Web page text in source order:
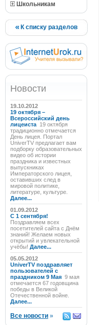
Школьникам
К списку разделов
Новости
19.10.2012
19 октября –
Всероссийский день
лицеиста 19 октября
традиционно отмечается
День лицея. Портал
UniverTV предлагает вам
подборку образовательных
видео об истории
праздника и известных
выпускниках
Императорского лицея,
оставивших след в
мировой политике,
литературе, культуре.
Далее...
01.09.2012
C 1 сентября!
Поздравляем всех
посетителей сайта с Днём
знаний! Желаем новых
открытий и увлекательной
учёбы! Далее...
05.05.2012
UniverTV поздравляет
пользователей с
праздником 9 Мая 9 мая
отмечается 67 годовщина
победы в Великой
Отечественной войне.
Далее...
Все новости »